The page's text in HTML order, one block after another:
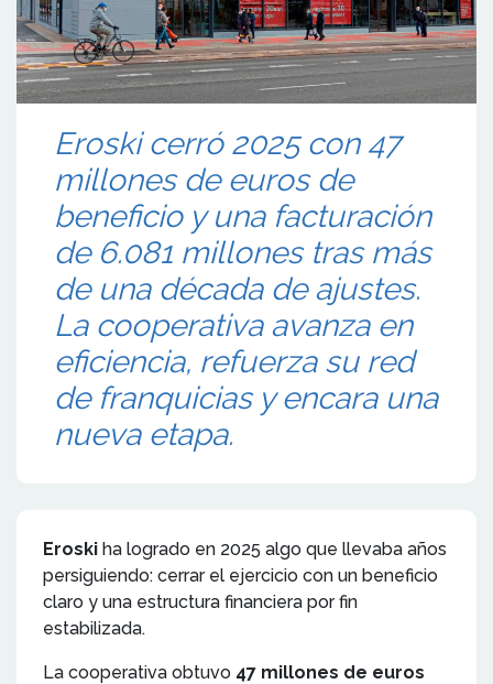
Eroski cerró 2025 con 47
millones de euros de
beneficio y una facturación
de 6.081 millones tras más
de una década de ajustes.
La cooperativa avanza en
eficiencia, refuerza su red
de franquicias y encara una
nueva etapa.
Eroski ha logrado en 2025 algo que llevaba años
persiguiendo: cerrar el ejercicio con un beneficio
claro y una estructura financiera por fin
estabilizada.
La cooperativa obtuvo 47 millones de euros